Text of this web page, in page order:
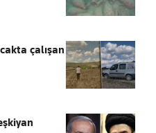
çalışan